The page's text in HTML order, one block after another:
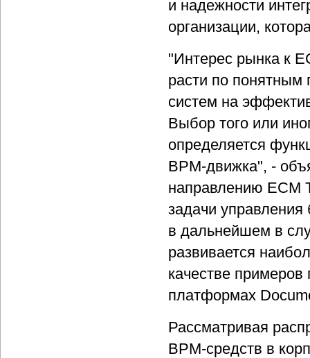
и надежности
организации,
"Интерес рынка к
расти по
систем на
Выбор того или
определяется
ВРМ-движка", -
направлению ECM
задачи
в дальнейшем в
развивается
качестве
платформах
Рассматривая
BPM-средств в